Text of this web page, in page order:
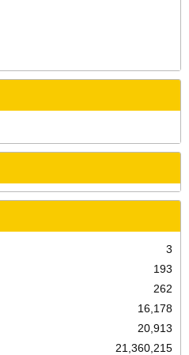
3
193
262
16,178
20,913
21,360,215